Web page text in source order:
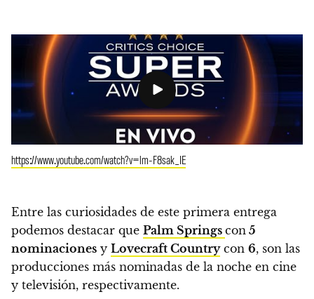
https://www.youtube.com/watch?v=lm-F8sak_IE
Entre las curiosidades de este primera entrega
podemos destacar que Palm Springs con 5
nominaciones y Lovecraft Countrycon 6, son las
producciones más nominadas de la noche en cine
y televisión, respectivamente.